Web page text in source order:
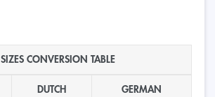
SIZES CONVERSION TABLE
DUTCH GERMAN